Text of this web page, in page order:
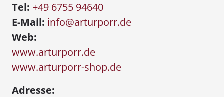
Tel: +49 6755 94640
E-Mail: info@arturporr.de
Web:
www.arturporr.de
www.arturporr-shop.de
Adresse: